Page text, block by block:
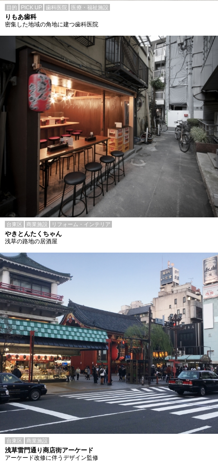
目的 PICK UP 歯科医院 医療・福祉施設
りもあ歯科
密集した地域の角地に建つ歯科医院
台東区 商業施設 リフォーム・インテリア
やきとんたくちゃん
浅草の路地の居酒屋
台東区 商業施設
浅草雷門通り商店街アーケード
アーケード改修に伴うデザイン監修